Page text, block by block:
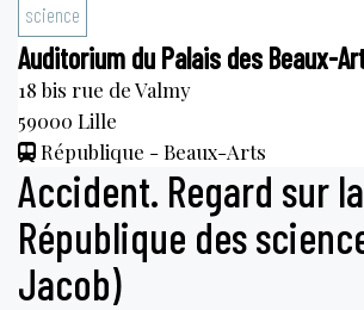
science
Auditorium du Palais des Beaux-
18 bis rue de Valmy
59000 Lille
République - Beaux-Arts
Accident. Regard sur la
République des
Jacob)